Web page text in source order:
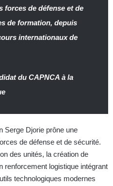
forces de défense et de
de formation, depuis
internationaux de
du CAPNCA à la
Serge Djorie prône une
de défense et de sécurité.
des unités, la création de
renforcement logistique intégrant
technologiques modernes